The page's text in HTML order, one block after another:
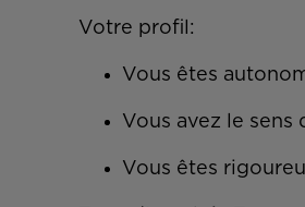
Votre profil:
Vous êtes
Vous avez le sens
Vous êtes